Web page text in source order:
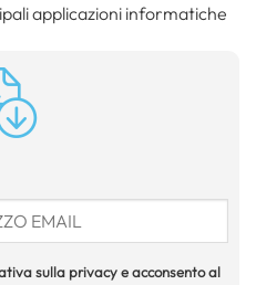
applicazioni informatiche
sulla privacy e acconsento al